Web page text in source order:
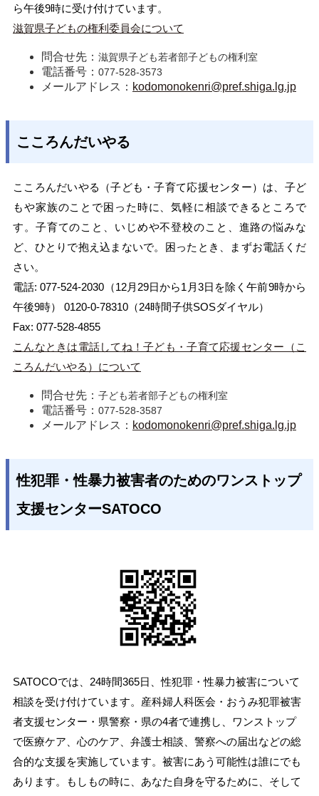
ら午後9時に受け付けています。
滋賀県子どもの権利委員会について
問合せ先： 滋賀県子ども若者部子どもの権利室
電話番号： 077-528-3573
メールアドレス： kodomonokenri@pref.shiga.lg.jp
こころんだいやる
こころんだいやる（子ども・子育て応援センター）は、子ど
もや家族のことで困った時に、気軽に相談できるところで
す。子育てのこと、いじめや不登校のこと、進路の悩みな
ど、ひとりで抱え込まないで。困ったとき、まずお電話くだ
さい。
電話: 077-524-2030（12月29日から1月3日を除く午前9時から
午後9時） 0120-0-78310（24時間子供SOSダイヤル）
Fax: 077-528-4855
こんなときは電話してね！子ども・子育て応援センター（こ
ころんだいやる）について
問合せ先： 子ども若者部子どもの権利室
電話番号： 077-528-3587
メールアドレス： kodomonokenri@pref.shiga.lg.jp
性犯罪・性暴力被害者のためのワンストップ
支援センターSATOCO
SATOCOでは、24時間365日、性犯罪・性暴力被害について
相談を受け付けています。産科婦人科医会・おうみ犯罪被害
者支援センター・県警察・県の4者で連携し、ワンストップ
で医療ケア、心のケア、弁護士相談、警察への届出などの総
合的な支援を実施しています。被害にあう可能性は誰にでも
あります。もしもの時に、あなた自身を守るために、そして